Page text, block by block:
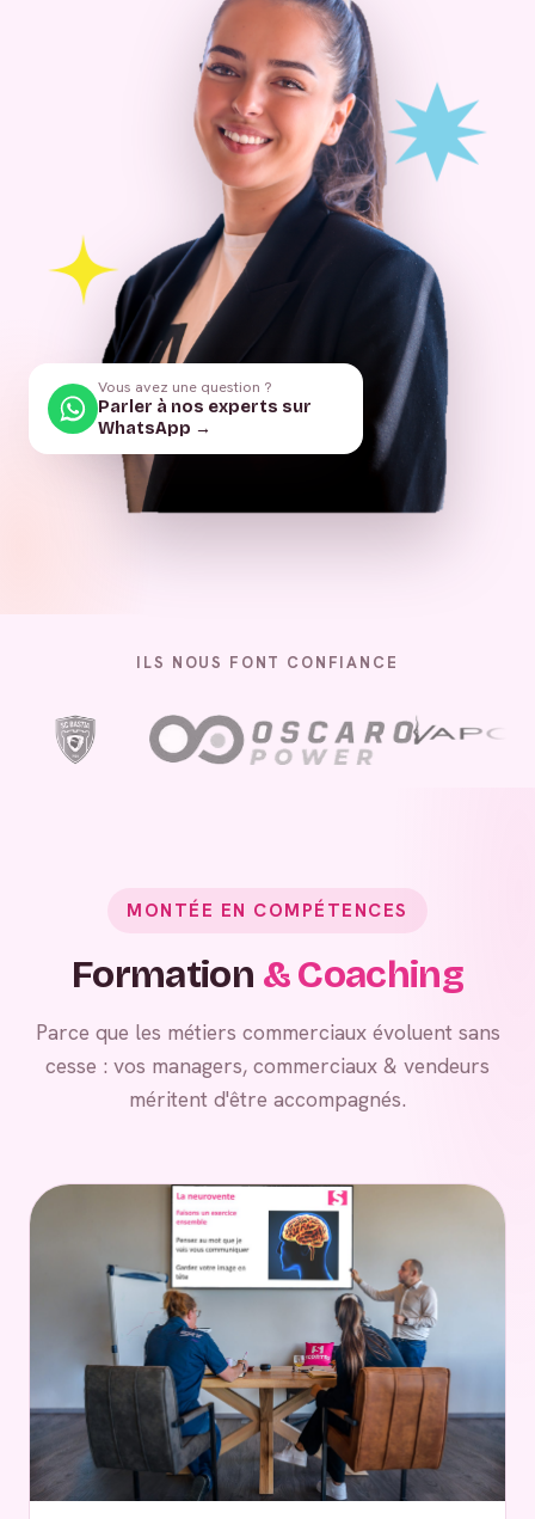
Vous avez une question ?
Parler à nos experts sur
WhatsApp →
ILS NOUS FONT CONFIANCE
MONTÉE EN COMPÉTENCES
Formation & Coaching
Parce que les métiers commerciaux évoluent sans
cesse : vos managers, commerciaux & vendeurs
méritent d'être accompagnés.